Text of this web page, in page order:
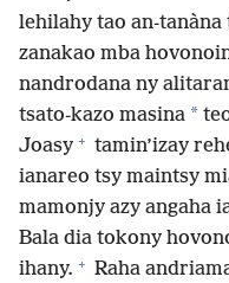
lehilahy tao an-tanàna
zanakao mba
nandrodana ny
tsato-kazo masina *
Joasy + tamin’izay
ianareo tsy maintsy
mamonjy azy angaha
Bala dia tokony
ihany. + Raha